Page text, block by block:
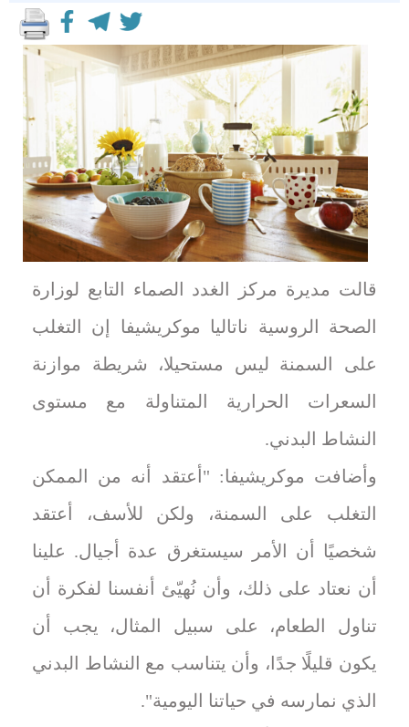
قالت مديرة مركز الغدد الصماء التابع لوزارة
الصحة الروسية ناتاليا موكريشيفا إن التغلب
على السمنة ليس مستحيلا، شريطة موازنة
السعرات الحرارية المتناولة مع مستوى
النشاط البدني.
وأضافت موكريشيفا: "أعتقد أنه من الممكن
التغلب على السمنة، ولكن للأسف، أعتقد
شخصيًا أن الأمر سيستغرق عدة أجيال. علينا
أن نعتاد على ذلك، وأن نُهيّئ أنفسنا لفكرة أن
تناول الطعام، على سبيل المثال، يجب أن
يكون قليلًا جدًا، وأن يتناسب مع النشاط البدني
الذي نمارسه في حياتنا اليومية".